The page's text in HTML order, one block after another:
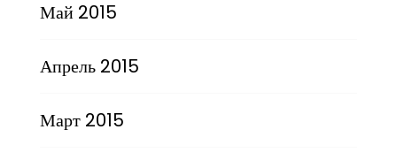
Май 2015
Апрель 2015
Март 2015